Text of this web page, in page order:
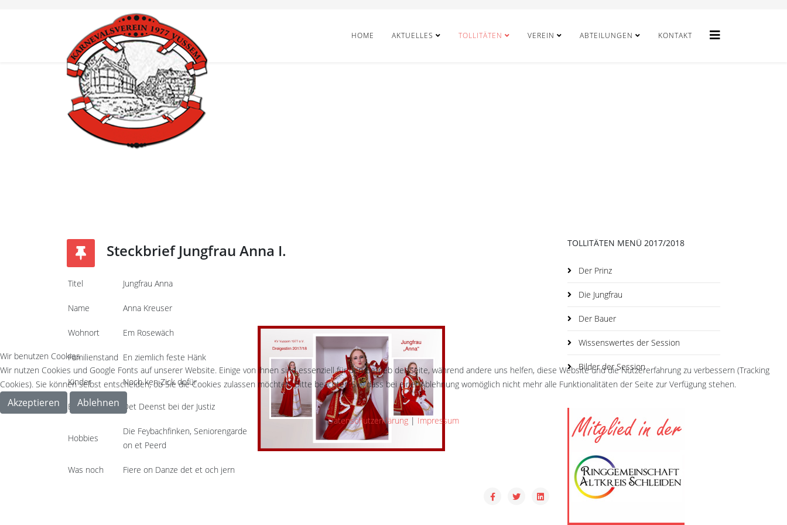
HOME AKTUELLES TOLLITÄTEN VEREIN ABTEILUNGEN KONTAKT
Steckbrief Jungfrau Anna I.
Titel Jungfrau Anna
Name Anna Kreuser
Wohnort Em Rosewäch
Familienstand En ziemlich feste Hänk
Kinder Noch ken Zick dofür
Beruf Det Deenst bei der Justiz
Hobbies
Die Feybachfinken, Seniorengarde
on et Peerd
Was noch Fiere on Danze det et och jern
TOLLITÄTEN MENÜ 2017/2018
Der Prinz
Die Jungfrau
Der Bauer
Wissenswertes der Session
Bilder der Session
Wir benutzen Cookies
Wir nutzen Cookies und Google Fonts auf unserer Website. Einige von ihnen sind essenziell für den Betrieb der Seite, während andere uns helfen, diese Website und die Nutzererfahrung zu verbessern (Tracking
Cookies). Sie können selbst entscheiden, ob Sie die Cookies zulassen möchten. Bitte beachten Sie, dass bei einer Ablehnung womöglich nicht mehr alle Funktionalitäten der Seite zur Verfügung stehen.
Akzeptieren Ablehnen
Datenschutzerklärung | Impressum